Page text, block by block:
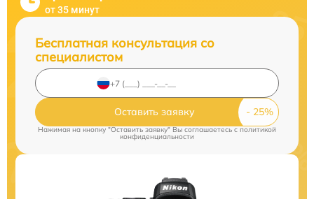
от 35 минут
Бесплатная консультация со
специалистом
Оставить заявку
Нажимая на кнопку "Оставить заявку" Вы соглашаетесь cполитикой
конфиденциальности